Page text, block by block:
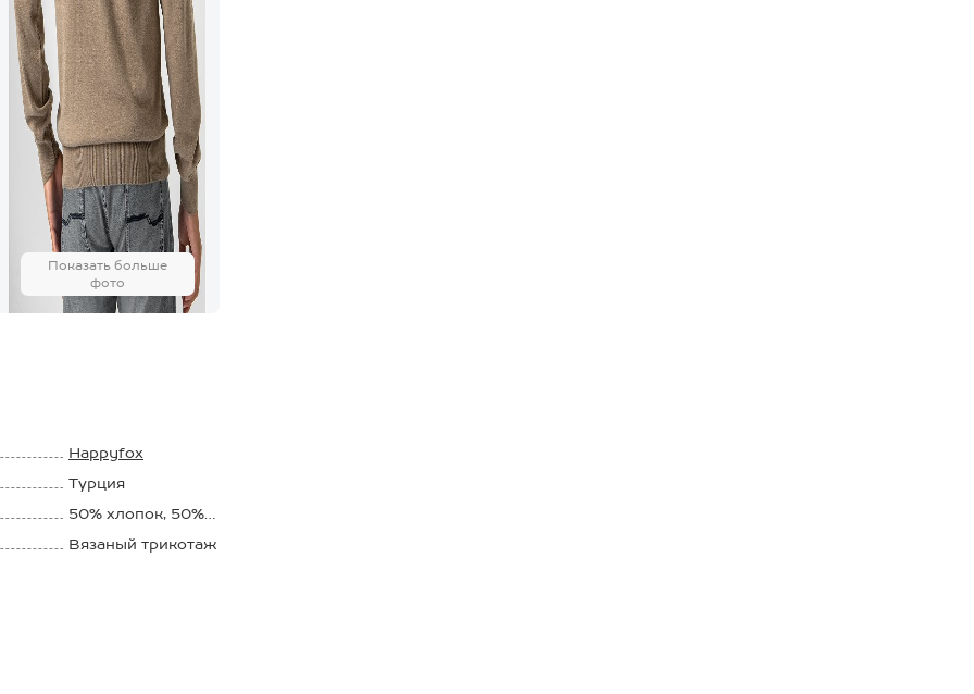
Показать больше
фото
Happyfox
Турция
50% хлопок, 50%
акрил
Вязаный трикотаж